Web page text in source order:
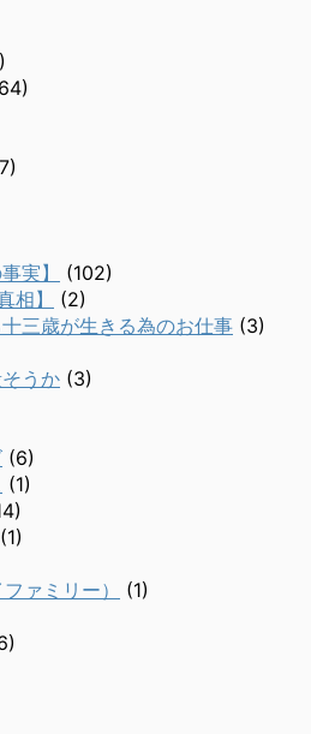
実】
(102)
相】
(2)
三歳が生きる為のお仕事 (3)
うか (3)
(6)
(1)
(1)
ァミリー）
(1)